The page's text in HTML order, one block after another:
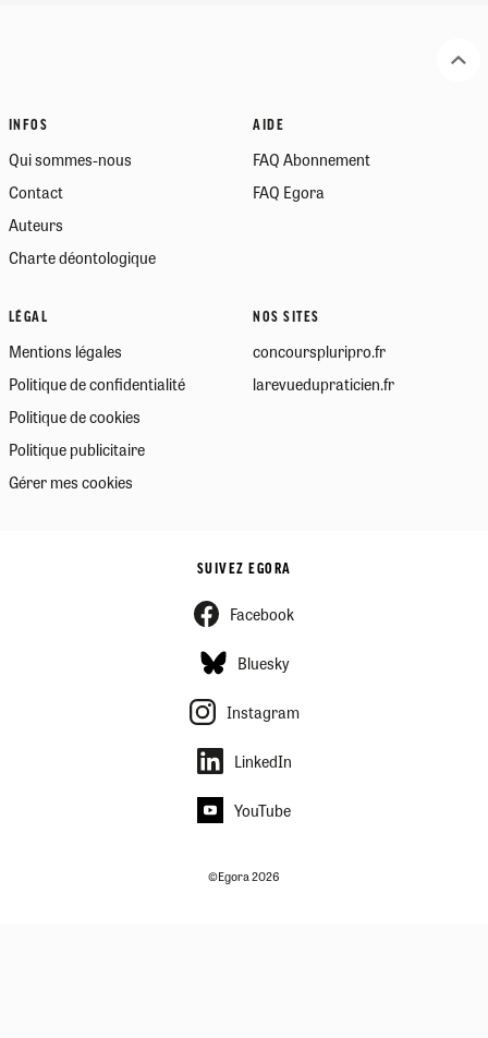
INFOS
Qui sommes-nous
Contact
Auteurs
Charte déontologique
AIDE
FAQ Abonnement
FAQ Egora
LÉGAL
Mentions légales
Politique de confidentialité
Politique de cookies
Politique publicitaire
Gérer mes cookies
NOS SITES
concourspluripro.fr
larevuedupraticien.fr
SUIVEZ EGORA
Facebook
Bluesky
Instagram
LinkedIn
YouTube
©Egora 2026